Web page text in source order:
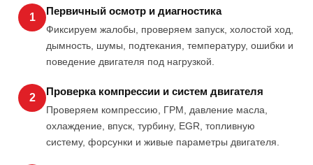
1
Первичный осмотр и диагностика
Фиксируем жалобы, проверяем запуск, холостой ход,
дымность, шумы, подтекания, температуру, ошибки и
поведение двигателя под нагрузкой.
2
Проверка компрессии и систем двигателя
Проверяем компрессию, ГРМ, давление масла,
охлаждение, впуск, турбину, EGR, топливную
систему, форсунки и живые параметры двигателя.